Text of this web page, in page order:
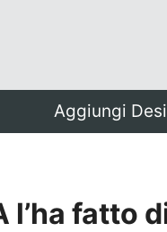
Aggiungi
l’ha fatto